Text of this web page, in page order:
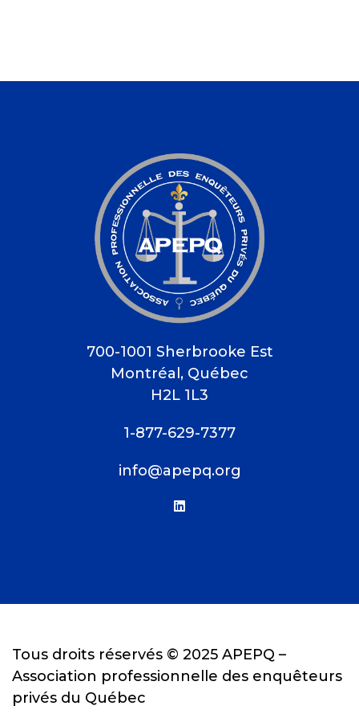
700-1001 Sherbrooke Est
Montréal, Québec
H2L 1L3
1-877-629-7377
info@apepq.org
linkedin
Tous droits réservés © 2025 APEPQ –
Association professionnelle des enquêteurs
privés du Québec